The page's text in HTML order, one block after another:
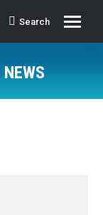
Search:
Search
NEWS